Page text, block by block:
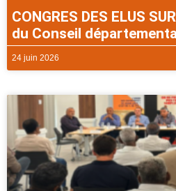
CONGRES DES ELUS
du Conseil
24 juin 2026